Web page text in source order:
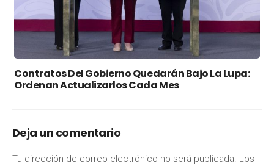
Contratos Del Gobierno Quedarán Bajo La Lupa:
Ordenan Actualizarlos Cada Mes
Deja un comentario
Tu dirección de correo electrónico no será publicada. Los